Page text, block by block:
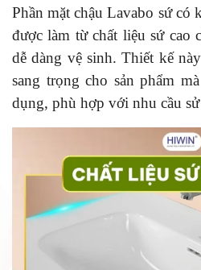
Phần mặt chậu Lavabo sứ
được làm từ chất liệu sứ cao
dễ dàng vệ sinh. Thiết kế
sang trọng cho sản phẩm
dụng, phù hợp với nhu cầu